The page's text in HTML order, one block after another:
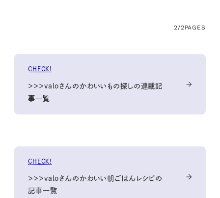
2/2 PAGES
CHECK!
＞＞＞valoさんのかわいいもの探しの連載記
事一覧
CHECK!
＞＞＞valoさんのかわいい朝ごはんレシピの
記事一覧